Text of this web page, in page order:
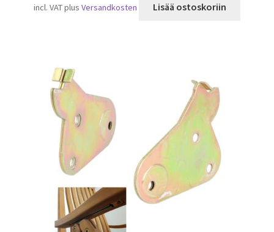
incl. VATplusVersandkosten Lisää ostoskoriin